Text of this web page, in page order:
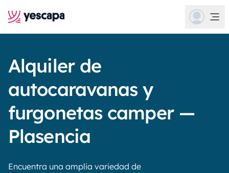
Alquiler de
autocaravanas y
furgonetas camper —
Plasencia
Encuentra una amplia variedad de